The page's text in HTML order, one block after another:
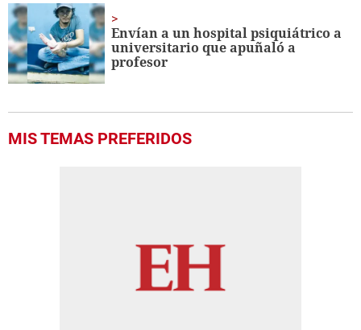
Envían a un hospital psiquiátrico a
universitario que apuñaló a
profesor
MIS TEMAS PREFERIDOS